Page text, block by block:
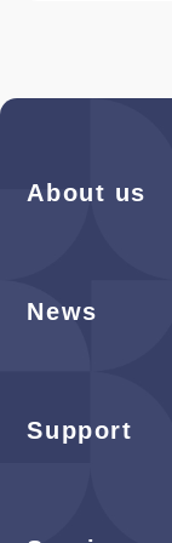
About us
News
Support